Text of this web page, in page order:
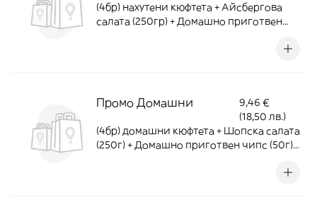
(4бр) нахутени кюфтета + Айсбергова
салата (250гр) + Домашно приготвен
Промо Домашни
9,46 €
(18,50 лв.)
(4бр) домашни кюфтета + Шопска салата
(250г) + Домашно приготвен чипс (50г) -